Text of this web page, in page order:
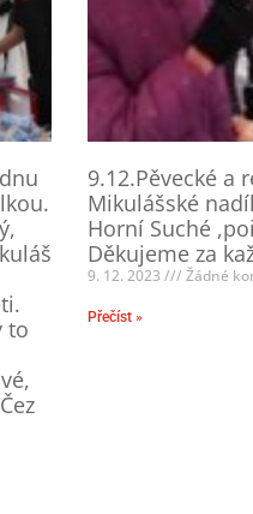
to
9.12.Pěvecké a
Mikulášské
Horní Suché
Děkujeme za
9. 12. 2023 Žádné
Přečíst »